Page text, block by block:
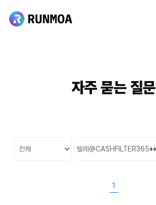
자주 묻는 질문
1